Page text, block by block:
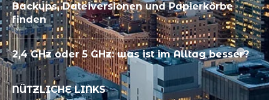
Backups, Dateiversionen und Papierkörbe
finden
2,4 GHz oder 5 GHz: was ist im Alltag besser?
NÜTZLICHE LINKS